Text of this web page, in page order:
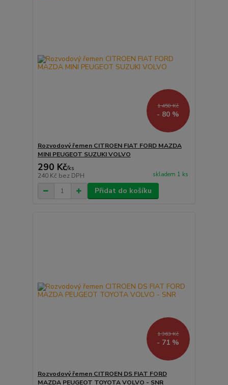
1 450 Kč
- 80 %
Rozvodový řemen CITROEN FIAT FORD MAZDA
MINI PEUGEOT SUZUKI VOLVO
290 Kč/ks
240 Kč bez DPH skladem 1 ks
Přidat do košíku
1 363 Kč
- 71 %
Rozvodový řemen CITROEN DS FIAT FORD
MAZDA PEUGEOT TOYOTA VOLVO - SNR